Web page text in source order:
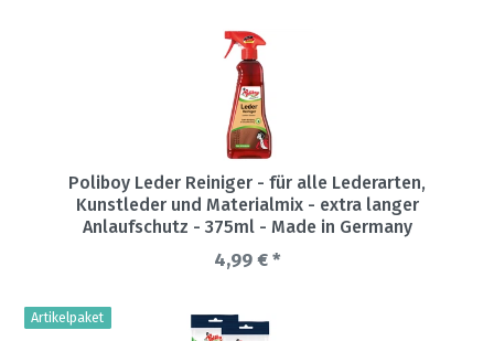
Poliboy Leder Reiniger - für alle Lederarten,
Kunstleder und Materialmix - extra langer
Anlaufschutz - 375ml - Made in Germany
4,99 € *
Artikelpaket